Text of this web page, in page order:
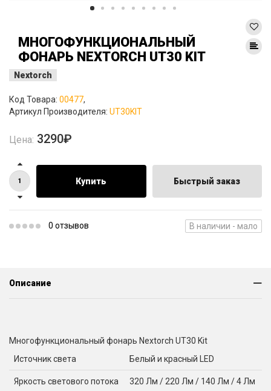
МНОГОФУНКЦИОНАЛЬНЫЙ
ФОНАРЬ NEXTORCH UT30 KIT
Nextorch
Код Товара: 00477,
Артикул Производителя: UT30KIT
Цена: 3290₽
Купить Быстрый заказ
0 отзывов В наличии - мало
Описание
Многофункциональный фонарь Nextorch UT30 Kit
Источник света
Белый и красный LED
Яркость светового потока 320 Лм / 220 Лм / 140 Лм / 4 Лм